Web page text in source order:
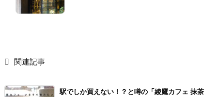
 関連記事
駅でしか買えない！？と噂の「綾鷹カフェ 抹茶